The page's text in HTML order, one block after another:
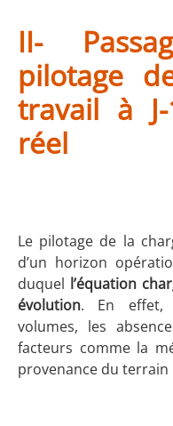
II-
pilotage
travail à
réel
Le pilotage de la
d’un horizon
duquel l’équation
évolution. En effet,
volumes, les
facteurs comme la
provenance du